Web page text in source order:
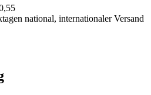
national, internationaler Versand